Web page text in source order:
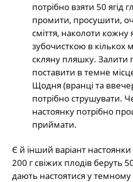
потрібно взяти 50 ягід
промити, просушити,
сміття, наколоти кожну
зубочисткою в кількох
скляну пляшку. Залити
поставити в темне
Щодня (вранці та
потрібно струшувати.
настоянку потрібно
приймати.
Є й інший варіант
200 г свіжих плодів беруть
дають настоятися у темному